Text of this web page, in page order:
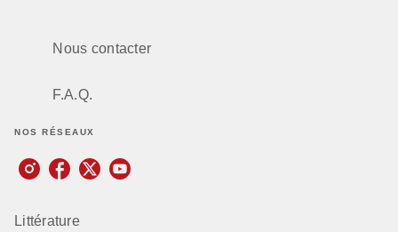
Nous contacter
F.A.Q.
NOS RÉSEAUX
Littérature